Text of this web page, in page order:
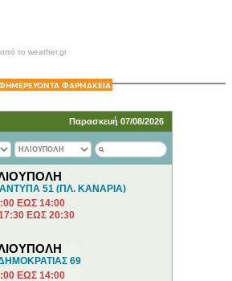
το weather.gr
ΦΑΡΜΑΚΕΙΑ